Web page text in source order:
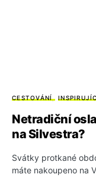
CESTOVÁNÍ
Netradiční
na Silvestra?
Svátky protkané
máte nakoupeno na